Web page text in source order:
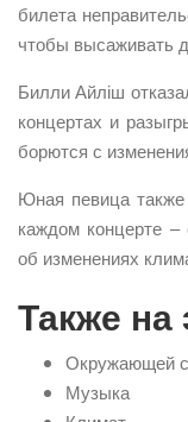
билета
чтобы высаживать
Билли Айліш
концертах и
борются с
Юная певица также
каждом концерте –
об изменениях
Также на
Окружающей
Музыка